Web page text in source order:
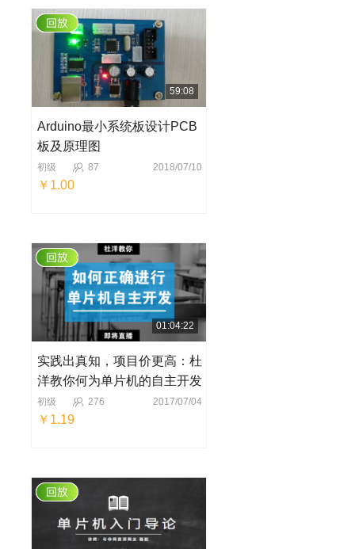
59:08
Arduino最小系统板设计PCB
板及原理图
初级 87 2018/07/10
￥1.00
01:04:22
实践出真知，项目价更高：杜
洋教你何为单片机的自主开发
初级 276 2017/07/04
￥1.19